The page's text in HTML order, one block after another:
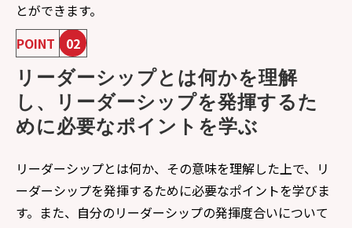
とができます。
POINT
02
リーダーシップとは何かを理解
し、リーダーシップを発揮するた
めに必要なポイントを学ぶ
リーダーシップとは何か、その意味を理解した上で、リ
ーダーシップを発揮するために必要なポイントを学びま
す。また、自分のリーダーシップの発揮度合いについて